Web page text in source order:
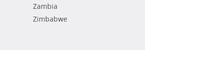
Zambia
Zimbabwe